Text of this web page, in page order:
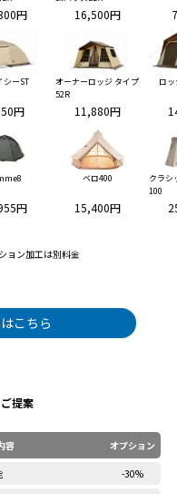
円 16,500円
シーST
円
オーナーロッジ タイプ
52R
11,880円
ロ
円
ベロ400
15,400円
クラシ
100
ョン加工は別料金
こちら
提案
容 オプション
-30%